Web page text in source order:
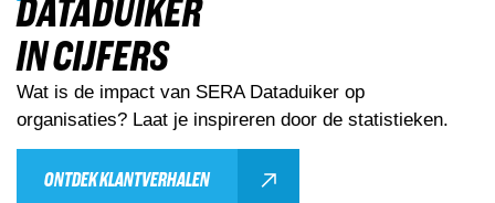
DATADUIKER
IN CIJFERS
Wat is de impact van SERA Dataduiker op
organisaties? Laat je inspireren door de statistieken.
ONTDEK KLANTVERHALEN